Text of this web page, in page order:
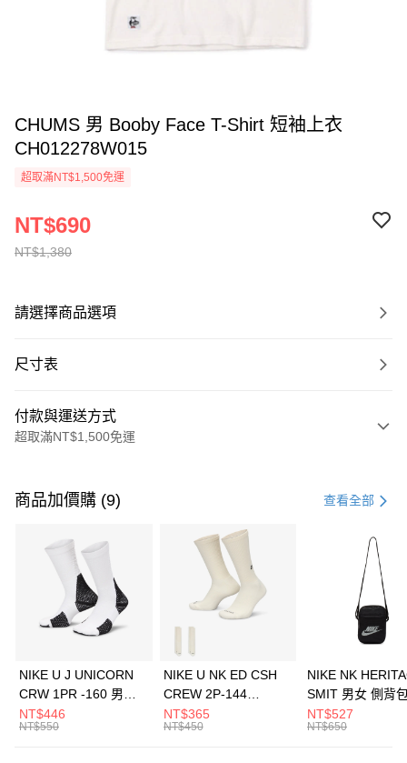
CHUMS 男 Booby Face T-Shirt 短袖上衣
CH012278W015
超取滿NT$1,500免運
NT$1,380
NT$690
請選擇商品選項
尺寸表
付款與運送方式
超取滿NT$1,500免運
信用卡一次付款
3 期 0 利率 每期 21家銀行
合作金庫商業銀行
第一商業銀行
華南商業銀行
彰化商業銀行
上海商業儲蓄銀行
元大商業銀行
Apple Pay
全盈+PAY
AFTEE先享後付
商品加價購 (9) 查看全部
NIKE U J UNICORN
CRW 1PR -160 男女
中統襪 FZ3393100
NT$446
NT$550
NIKE U NK ED CSH
CREW 2P-144
EMBRDY 男女 短統襪
FZ3073133
NT$365
NT$450
NIKE NK
SMIT 男女 側背
BA5871010
NT$527
NT$650